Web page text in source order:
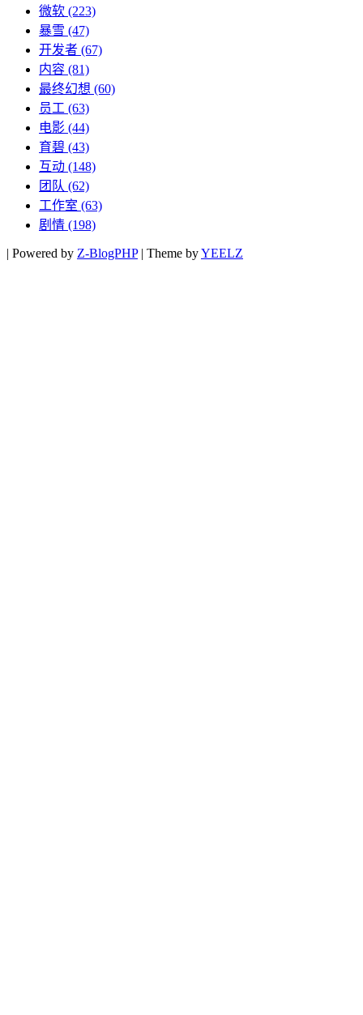
微软 (223)
暴雪 (47)
开发者 (67)
内容 (81)
最终幻想 (60)
员工 (63)
电影 (44)
育碧 (43)
互动 (148)
团队 (62)
工作室 (63)
剧情 (198)
| Powered by Z-BlogPHP | Theme byYEELZ